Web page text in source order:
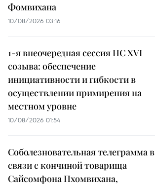
Фомвихана
10/08/2026 03:16
1-я внеочередная сессия НС XVI
созыва: обеспечение
инициативности и гибкости в
осуществлении примирения на
местном уровне
10/08/2026 01:54
Соболезновательная телеграмма в
связи с кончиной товарища
Сайсомфона Пхомвихана,